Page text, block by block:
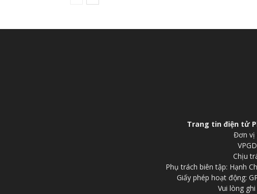
Trang tin điện tử
Đơn vị
Chịu
Phụ trách biên tập: Hạnh
Giấy phép hoạt động:
Vui lòng